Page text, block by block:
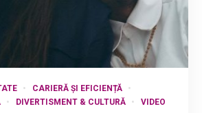
CARIERĂ ȘI EFICIENȚĂ
DIVERTISMENT & CULTURĂ VIDEO